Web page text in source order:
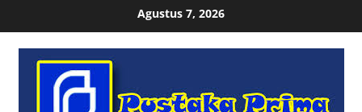
to
content
Agustus 7, 2026